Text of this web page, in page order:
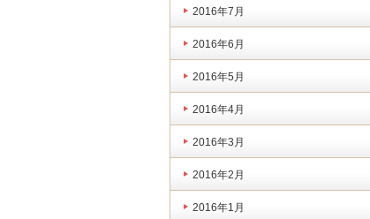
2016年7月
2016年6月
2016年5月
2016年4月
2016年3月
2016年2月
2016年1月